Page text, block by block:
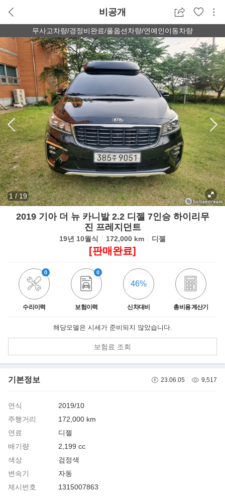
비공개
무사고차량/경정비완료/풀옵션차량/연예인이동차량
1/19
2019 기아 더 뉴 카니발 2.2 디젤 7인승 하이리무
진 프레지던트
19년 10월식 172,000 km 디젤
[판매완료]
수리이력
0
보험이력
0
신차대비
46%
총비용 계산기
해당모델은 시세가 준비되지 않았습니다.
보험료 조회
기본정보 23.06.05 9,517
연식
2019/10
주행거리
172,000 km
연료
디젤
배기량
2,199 cc
색상
검정색
변속기
자동
제시번호
1315007863